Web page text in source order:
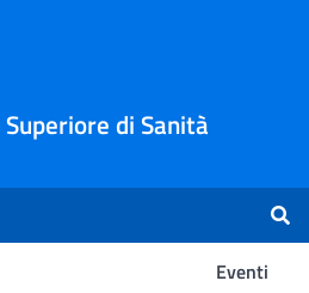
di Sanità
Eventi